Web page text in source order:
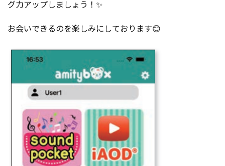
グ力アップしましょう！✨
お会いできるのを楽しみにしております😊